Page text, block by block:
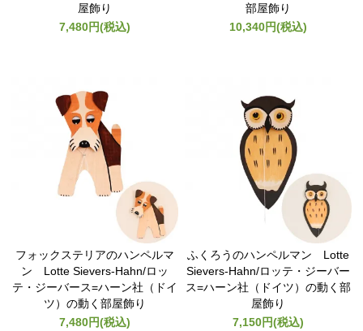
屋飾り
7,480円(税込)
部屋飾り
10,340円(税込)
フォックステリアのハンペルマ
ン Lotte Sievers-Hahn/ロッ
テ・ジーバース=ハーン社（ドイ
ツ）の動く部屋飾り
7,480円(税込)
ふくろうのハンペルマン Lotte
Sievers-Hahn/ロッテ・ジーバー
ス=ハーン社（ドイツ）の動く部
屋飾り
7,150円(税込)